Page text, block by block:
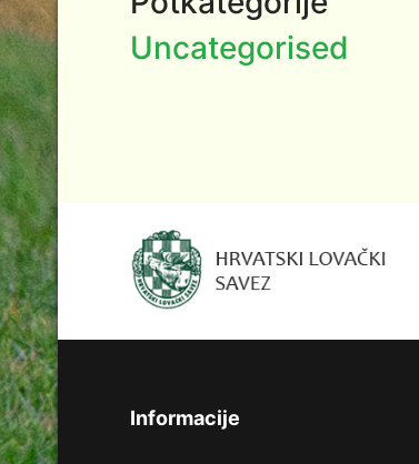
Uncategorised
Informacije